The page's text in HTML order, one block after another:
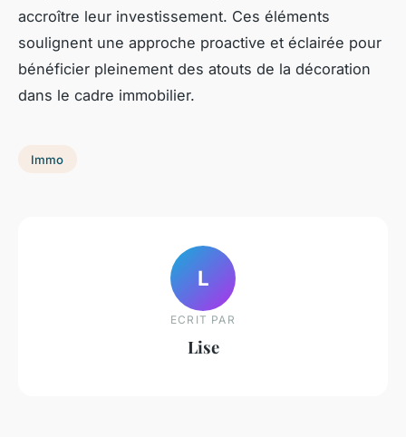
accroître leur investissement. Ces éléments
soulignent une approche proactive et éclairée pour
bénéficier pleinement des atouts de la décoration
dans le cadre immobilier.
Immo
L
ECRIT PAR
Lise